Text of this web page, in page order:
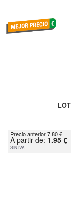
Precio anterior 7.80 €
A partir de: 1.95 €
SIN IVA